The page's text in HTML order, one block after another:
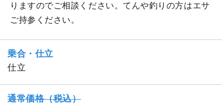
りますのでご相談ください。てんや釣りの方はエサ
ご持参ください。
乗合・仕立
仕立
通常価格（税込）